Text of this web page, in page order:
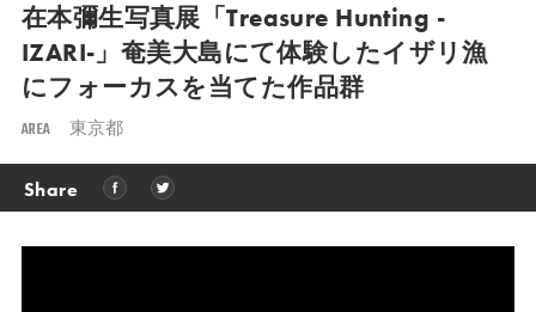
在本彌生写真展「Treasure Hunting -
IZARI-」奄美大島にて体験したイザリ漁
にフォーカスを当てた作品群
AREA 東京都
Share